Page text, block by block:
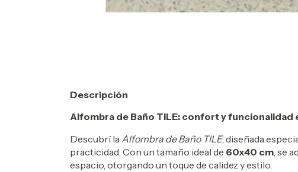
Descripción
Alfombra de Baño TILE: confort y funcionalidad
Descubrí laAlfombra de Baño TILE, diseñada
practicidad. Con un tamaño ideal de 60x40 cm, se
espacio, otorgando un toque de calidez y estilo.